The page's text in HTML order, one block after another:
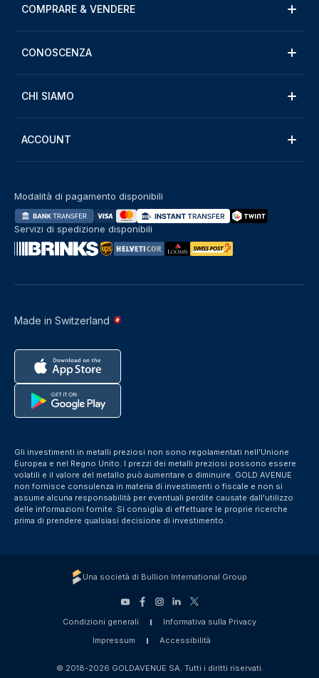
COMPRARE & VENDERE
CONOSCENZA
CHI SIAMO
ACCOUNT
Made in Switzerland
Modalità di pagamento disponibili
Servizi di spedizione disponibili
Gli investimenti in metalli preziosi non sono regolamentati nell'Unione
Europea e nel Regno Unito. I prezzi dei metalli preziosi possono essere
volatili e il valore del metallo può aumentare o diminuire. GOLD AVENUE
non fornisce consulenza in materia di investimenti o fiscale e non si
assume alcuna responsabilità per eventuali perdite causate dall'utilizzo
delle informazioni fornite. Si consiglia di effettuare le proprie ricerche
prima di prendere qualsiasi decisione di investimento.
Una società di Bullion International Group
Condizioni generali
Informativa sulla Privacy
Impressum
Accessibilità
© 2018-2026 GOLDAVENUE SA. Tutti i diritti riservati.